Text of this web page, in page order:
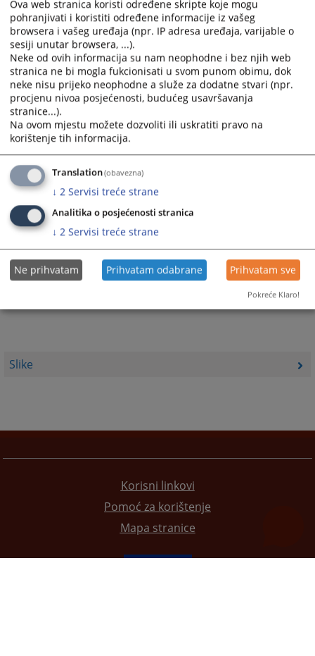
Slike
Trenutno nema vijesti
Korisni linkovi
Pomoć za korištenje
Mapa stranice
Ova web stranica koristi određene skripte koje mogu
pohranjivati i koristiti određene informacije iz vašeg
browsera i vašeg uređaja (npr. IP adresa uređaja, varijable o
sesiji unutar browsera, ...).
Neke od ovih informacija su nam neophodne i bez njih web
stranica ne bi mogla fukcionisati u svom punom obimu, dok
neke nisu prijeko neophodne a služe za dodatne stvari (npr.
procjenu nivoa posjećenosti, budućeg usavršavanja
stranice...).
Na ovom mjestu možete dozvoliti ili uskratiti pravo na
korištenje tih informacija.
Translation(obavezna)
↓ 2 Servisi treće strane
Analitika o posjećenosti stranica
↓ 2 Servisi treće strane
Ne prihvatam Prihvatam odabrane Prihvatam sve
Pokreće Klaro!